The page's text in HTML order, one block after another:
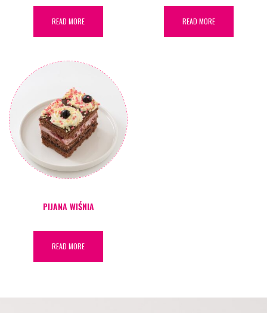
READ MORE READ MORE
PIJANA WIŚNIA
READ MORE